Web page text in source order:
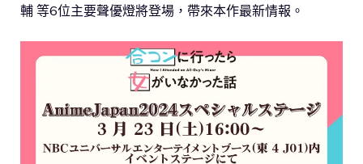
輔 等6位主要聲優燈將登場，帶來本作最新情報。